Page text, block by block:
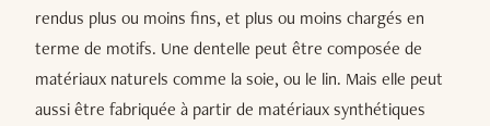
rendus plus ou moins fins, et plus ou moins chargés en
terme de motifs. Une dentelle peut être composée de
matériaux naturels comme la soie, ou le lin. Mais elle peut
aussi être fabriquée à partir de matériaux synthétiques